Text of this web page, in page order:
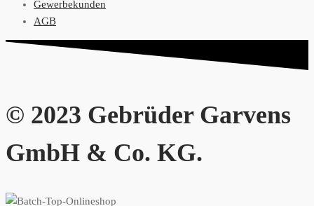
Gewerbekunden
AGB
© 2023 Gebrüder Garvens
GmbH & Co. KG.